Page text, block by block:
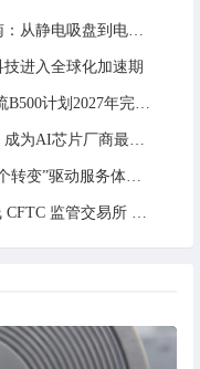
进入全球化加速期